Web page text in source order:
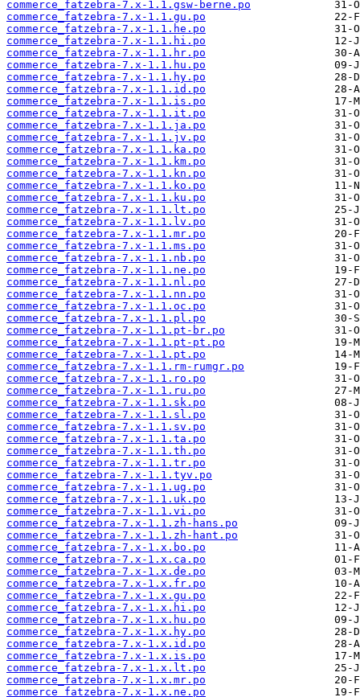
commerce_fatzebra-7.x-1.1.gsw-berne.po
commerce_fatzebra-7.x-1.1.gu.po
commerce_fatzebra-7.x-1.1.he.po
commerce_fatzebra-7.x-1.1.hi.po
commerce_fatzebra-7.x-1.1.hr.po
commerce_fatzebra-7.x-1.1.hu.po
commerce_fatzebra-7.x-1.1.hy.po
commerce_fatzebra-7.x-1.1.id.po
commerce_fatzebra-7.x-1.1.is.po
commerce_fatzebra-7.x-1.1.it.po
commerce_fatzebra-7.x-1.1.ja.po
commerce_fatzebra-7.x-1.1.jv.po
commerce_fatzebra-7.x-1.1.ka.po
commerce_fatzebra-7.x-1.1.km.po
commerce_fatzebra-7.x-1.1.kn.po
commerce_fatzebra-7.x-1.1.ko.po
commerce_fatzebra-7.x-1.1.ku.po
commerce_fatzebra-7.x-1.1.lt.po
commerce_fatzebra-7.x-1.1.lv.po
commerce_fatzebra-7.x-1.1.mr.po
commerce_fatzebra-7.x-1.1.ms.po
commerce_fatzebra-7.x-1.1.nb.po
commerce_fatzebra-7.x-1.1.ne.po
commerce_fatzebra-7.x-1.1.nl.po
commerce_fatzebra-7.x-1.1.nn.po
commerce_fatzebra-7.x-1.1.oc.po
commerce_fatzebra-7.x-1.1.pl.po
commerce_fatzebra-7.x-1.1.pt-br.po
commerce_fatzebra-7.x-1.1.pt-pt.po
commerce_fatzebra-7.x-1.1.pt.po
commerce_fatzebra-7.x-1.1.rm-rumgr.po
commerce_fatzebra-7.x-1.1.ro.po
commerce_fatzebra-7.x-1.1.ru.po
commerce_fatzebra-7.x-1.1.sk.po
commerce_fatzebra-7.x-1.1.sl.po
commerce_fatzebra-7.x-1.1.sv.po
commerce_fatzebra-7.x-1.1.ta.po
commerce_fatzebra-7.x-1.1.th.po
commerce_fatzebra-7.x-1.1.tr.po
commerce_fatzebra-7.x-1.1.tyv.po
commerce_fatzebra-7.x-1.1.ug.po
commerce_fatzebra-7.x-1.1.uk.po
commerce_fatzebra-7.x-1.1.vi.po
commerce_fatzebra-7.x-1.1.zh-hans.po
commerce_fatzebra-7.x-1.1.zh-hant.po
commerce_fatzebra-7.x-1.x.bo.po
commerce_fatzebra-7.x-1.x.ca.po
commerce_fatzebra-7.x-1.x.de.po
commerce_fatzebra-7.x-1.x.fr.po
commerce_fatzebra-7.x-1.x.gu.po
commerce_fatzebra-7.x-1.x.hi.po
commerce_fatzebra-7.x-1.x.hu.po
commerce_fatzebra-7.x-1.x.hy.po
commerce_fatzebra-7.x-1.x.id.po
commerce_fatzebra-7.x-1.x.is.po
commerce_fatzebra-7.x-1.x.lt.po
commerce_fatzebra-7.x-1.x.mr.po
commerce_fatzebra-7.x-1.x.ne.po